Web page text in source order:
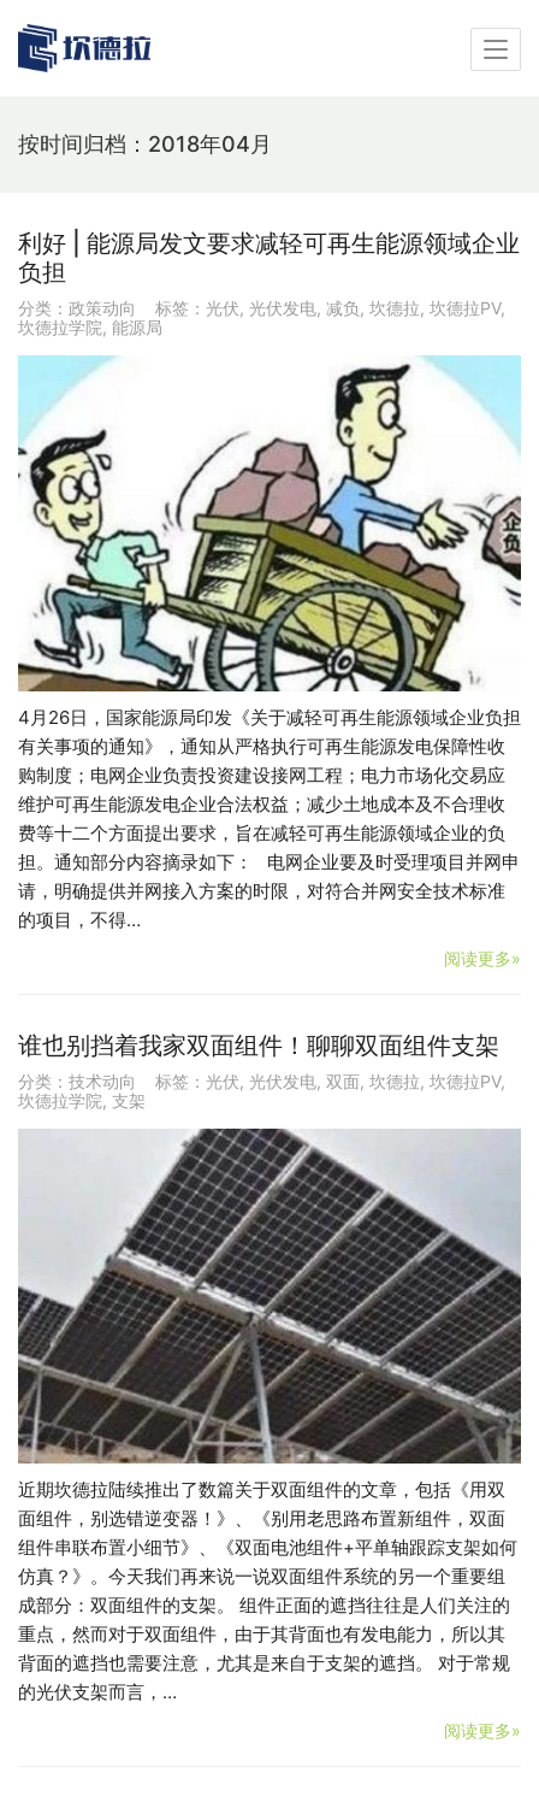
按时间归档：2018年04月
利好 | 能源局发文要求减轻可再生能源领域企业
负担
分类： 政策动向 标签： 光伏, 光伏发电, 减负 , 坎德拉, 坎德拉PV,
坎德拉学院, 能源局
4月26日，国家能源局印发《关于减轻可再生能源领域企业负担
有关事项的通知》，通知从严格执行可再生能源发电保障性收
购制度；电网企业负责投资建设接网工程；电力市场化交易应
维护可再生能源发电企业合法权益；减少土地成本及不合理收
费等十二个方面提出要求，旨在减轻可再生能源领域企业的负
担。通知部分内容摘录如下： 电网企业要及时受理项目并网申
请，明确提供并网接入方案的时限，对符合并网安全技术标准
的项目，不得…
阅读更多»
谁也别挡着我家双面组件！聊聊双面组件支架
分类： 技术动向 标签： 光伏, 光伏发电, 双面, 坎德拉, 坎德拉PV,
坎德拉学院, 支架
近期坎德拉陆续推出了数篇关于双面组件的文章，包括《用双
面组件，别选错逆变器！》、《别用老思路布置新组件，双面
组件串联布置小细节》、《双面电池组件+平单轴跟踪支架如何
仿真？》。今天我们再来说一说双面组件系统的另一个重要组
成部分：双面组件的支架。 组件正面的遮挡往往是人们关注的
重点，然而对于双面组件，由于其背面也有发电能力，所以其
背面的遮挡也需要注意，尤其是来自于支架的遮挡。 对于常规
的光伏支架而言，…
阅读更多»